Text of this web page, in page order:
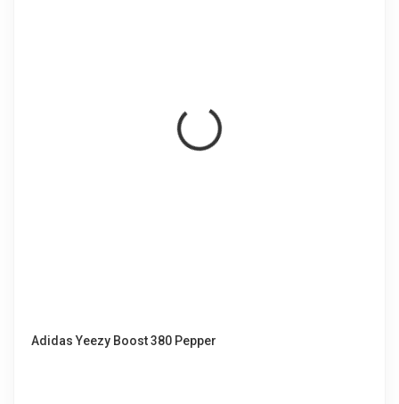
Adidas Yeezy Boost 380 Pepper